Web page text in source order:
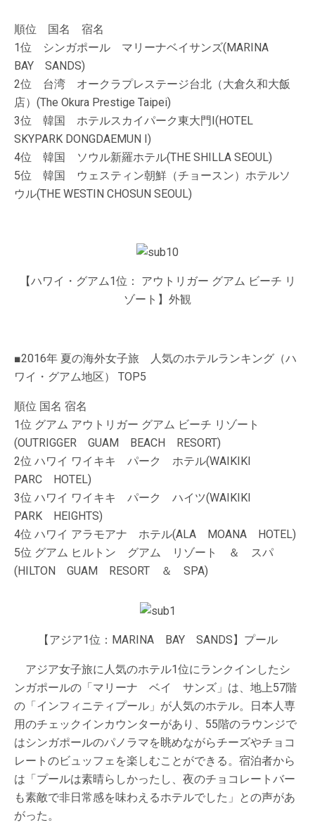
順位 国名 宿名
1位 シンガポール マリーナベイサンズ(MARINA
BAY SANDS)
2位 台湾 オークラプレステージ台北（大倉久和大飯
店）(The Okura Prestige Taipei)
3位 韓国 ホテルスカイパーク東大門I(HOTEL
SKYPARK DONGDAEMUN I)
4位 韓国 ソウル新羅ホテル(THE SHILLA SEOUL)
5位 韓国 ウェスティン朝鮮（チョースン）ホテルソ
ウル(THE WESTIN CHOSUN SEOUL)
【ハワイ・グアム1位： アウトリガー グアム ビーチ リ
ゾート】外観
■2016年 夏の海外女子旅 人気のホテルランキング（ハ
ワイ・グアム地区） TOP5
順位 国名 宿名
1位 グアム アウトリガー グアム ビーチ リゾート
(OUTRIGGER GUAM BEACH RESORT)
2位 ハワイ ワイキキ パーク ホテル(WAIKIKI
PARC HOTEL)
3位 ハワイ ワイキキ パーク ハイツ(WAIKIKI
PARK HEIGHTS)
4位 ハワイ アラモアナ ホテル(ALA MOANA HOTEL)
5位 グアム ヒルトン グアム リゾート ＆ スパ
(HILTON GUAM RESORT ＆ SPA)
【アジア1位：MARINA BAY SANDS】プール
アジア女子旅に人気のホテル1位にランクインしたシ
ンガポールの「マリーナ ベイ サンズ」は、地上57階
の「インフィニティプール」が人気のホテル。日本人専
用のチェックインカウンターがあり、55階のラウンジで
はシンガポールのパノラマを眺めながらチーズやチョコ
レートのビュッフェを楽しむことができる。宿泊者から
は「プールは素晴らしかったし、夜のチョコレートバー
も素敵で非日常感を味わえるホテルでした」との声があ
がった。